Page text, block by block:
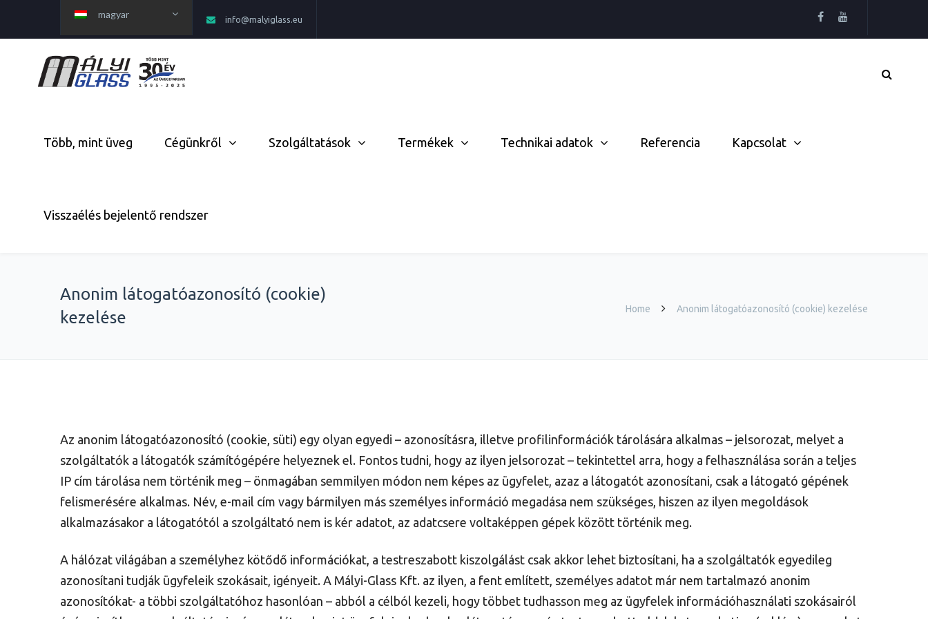
magyar info@malyiglass.eu
Több, mint üveg Cégünkről Szolgáltatások Termékek Technikai adatok Referencia Kapcsolat
Visszaélés bejelentő rendszer
Anonim látogatóazonosító (cookie)
kezelése
Home Anonim látogatóazonosító (cookie) kezelése
Az anonim látogatóazonosító (cookie, süti) egy olyan egyedi – azonosításra, illetve profilinformációk tárolására alkalmas – jelsorozat, melyet a
szolgáltatók a látogatók számítógépére helyeznek el. Fontos tudni, hogy az ilyen jelsorozat – tekintettel arra, hogy a felhasználása során a teljes
IP cím tárolása nem történik meg – önmagában semmilyen módon nem képes az ügyfelet, azaz a látogatót azonosítani, csak a látogató gépének
felismerésére alkalmas. Név, e-mail cím vagy bármilyen más személyes információ megadása nem szükséges, hiszen az ilyen megoldások
alkalmazásakor a látogatótól a szolgáltató nem is kér adatot, az adatcsere voltaképpen gépek között történik meg.
A hálózat világában a személyhez kötődő információkat, a testreszabott kiszolgálást csak akkor lehet biztosítani, ha a szolgáltatók egyedileg
azonosítani tudják ügyfeleik szokásait, igényeit. A Mályi-Glass Kft. az ilyen, a fent említett, személyes adatot már nem tartalmazó anonim
azonosítókat- a többi szolgáltatóhoz hasonlóan – abból a célból kezeli, hogy többet tudhasson meg az ügyfelek információhasználati szokásairól